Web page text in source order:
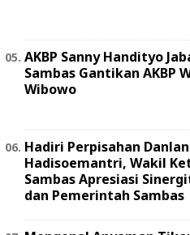
AKBP Sanny Handityo
Sambas Gantikan AKBP
Wibowo
Hadiri Perpisahan
Hadisoemantri, Wakil
Sambas Apresiasi
dan Pemerintah Sambas